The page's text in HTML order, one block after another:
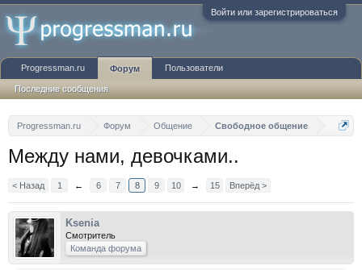
Войти или зарегистрироваться
Progressman.ru Форум Общение Свободное общение
Между нами, девочками..
< Назад 1 ← 6 7 8 9 10 → 15 Вперёд >
Ksenia
Смотритель
Команда форума
Progressman.ru Форум
Последние сообщения
Пользователи